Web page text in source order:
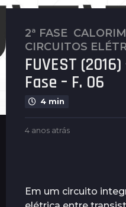
4
a
n
o
s
a
r
a
n
2ª FASE ,
CIRCUITOS
FUVEST
Fase – F. 06
4 min
b
m
a
4 anos atrás
t
Em um circuito